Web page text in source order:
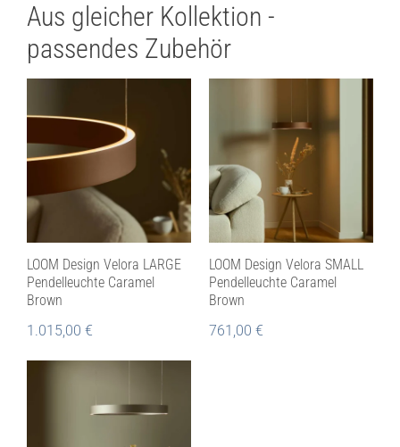
Aus gleicher Kollektion -
passendes Zubehör
LOOM Design Velora LARGE
Pendelleuchte Caramel
Brown
1.015,00 €
LOOM Design Velora SMALL
Pendelleuchte Caramel
Brown
761,00 €